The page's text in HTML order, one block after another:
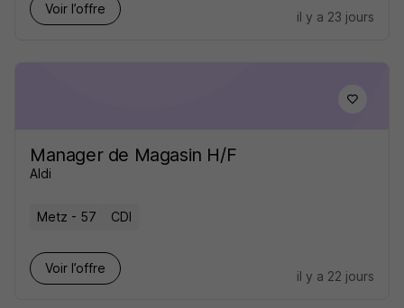
Voir l’offre
il y a 23 jours
Manager de Magasin H/F
Aldi
Metz - 57 CDI
Voir l’offre
il y a 22 jours